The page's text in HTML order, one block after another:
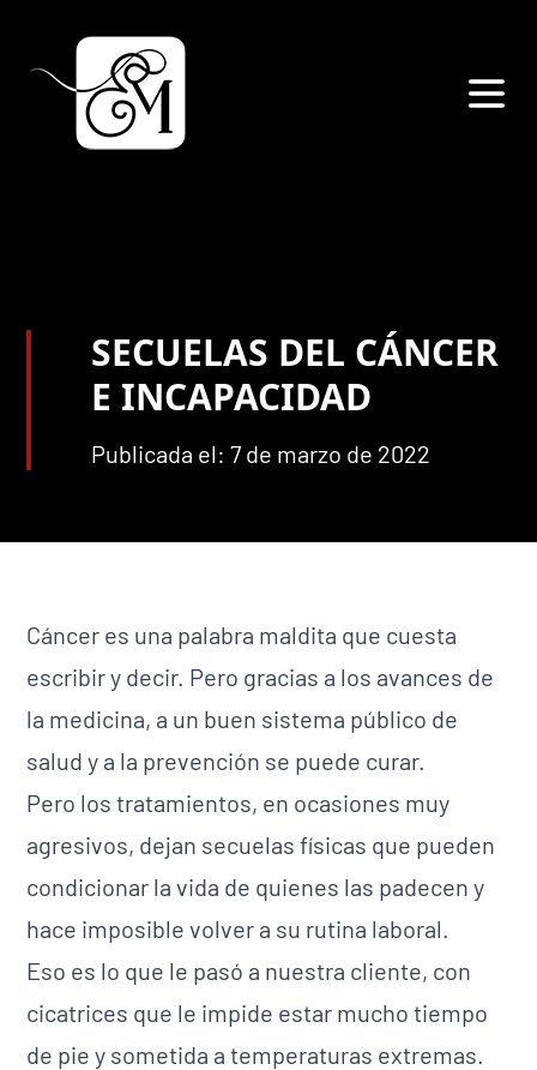
SECUELAS DEL CÁNCER
E INCAPACIDAD
Publicada el: 7 de marzo de 2022
Cáncer es una palabra maldita que cuesta
escribir y decir. Pero gracias a los avances de
la medicina, a un buen sistema público de
salud y a la prevención se puede curar.
Pero los tratamientos, en ocasiones muy
agresivos, dejan secuelas físicas que pueden
condicionar la vida de quienes las padecen y
hace imposible volver a su rutina laboral.
Eso es lo que le pasó a nuestra cliente, con
cicatrices que le impide estar mucho tiempo
de pie y sometida a temperaturas extremas.